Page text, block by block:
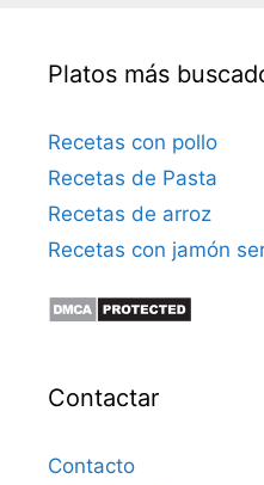
Platos más
Recetas con pollo
Recetas de Pasta
Recetas de arroz
Recetas con jamón
Contactar
Contacto